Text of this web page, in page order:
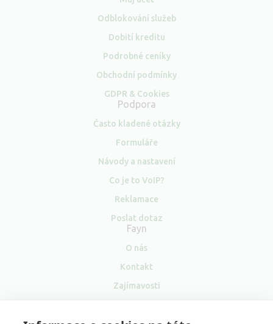
Odblokování služeb
Dobití kreditu
Podrobné ceníky
Obchodní podmínky
GDPR & Cookies
Podpora
Často kladené otázky
Formuláře
Návody a nastavení
Co je to VoIP?
Reklamace
Poslat dotaz
Fayn
O nás
Kontakt
Zajímavosti